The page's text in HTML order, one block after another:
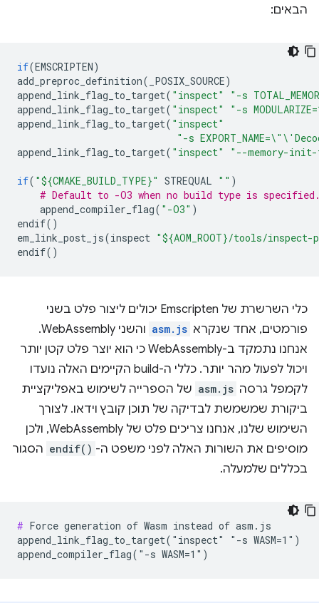
הבאים:
if(EMSCRIPTEN)
add_preproc_definition( _POSIX_SOURCE)
append_link_flag_to_target( "inspect"
"-s
append_link_flag_to_target( "inspect"
"-s
append_link_flag_to_target( "inspect"
"-s EXPORT_NAME=\"\'
append_link_flag_to_target( "inspect" "--memory-
if( "${CMAKE_BUILD_TYPE}" STREQUAL "" )
# Default to -O3 when no build type is
append_compiler_flag( "-O3" )
endif()
em_link_post_js(inspect "${AOM_ROOT}/tools/
endif()
כלי השרשרת של Emscripten יכולים ליצור פלט בשני
פורמטים, אחד שנקרא asm.js
והשני WebAssembly.
אנחנו נתמקד ב-WebAssembly כי הוא יוצר פלט קטן יותר
ויכול לפעול מהר יותר. כללי ה-build הקיימים האלה נועדו
לקמפל גרסה asm.js של הספרייה לשימוש באפליקציית
ביקורת שמשמשת לבדיקה של תוכן קובץ וידאו. לצורך
השימוש שלנו, אנחנו צריכים פלט של WebAssembly, ולכן
מוסיפים את השורות האלה לפני משפט ה- endif() הסגור
בכללים שלמעלה.
# Force generation of Wasm instead of asm.js
append_link_flag_to_target("inspect" "-s WASM=1")